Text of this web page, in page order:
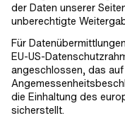
der Daten unserer
unberechtigte
Für
EU-US-
angeschlossen, das
die Einhaltung des
sicherstellt.